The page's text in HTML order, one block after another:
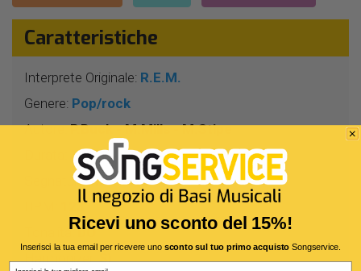
Caratteristiche
Interprete Originale: R.E.M.
Genere: Pop/rock
Autore:P.Buck - M.Mills - M.Stipe
3 Min 47 Sec
Segnatura:4/4
123
Tonalità: DO
Harmonizer:Sì
Ricevi uno sconto del 15%!
Inserisci la tua email per ricevere uno sconto sul tuo primo acquistoSongservice.